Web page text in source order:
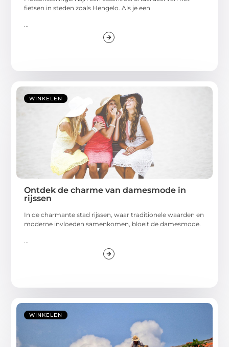
fietsen in steden zoals Hengelo. Als je een
...
WINKELEN
Ontdek de charme van damesmode in
rijssen
In de charmante stad rijssen, waar traditionele waarden en
moderne invloeden samenkomen, bloeit de damesmode.
WINKELEN